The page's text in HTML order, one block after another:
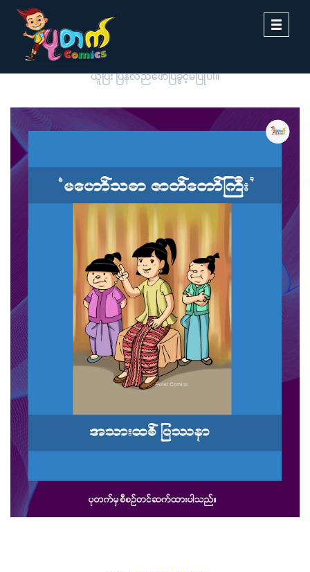
Toggle
ပုတက်ကာတွန်းမှ မူပိုင်စီစဉ်တင်ဆက်ထားခြင်းဖြစ်ပါသည်။ တစ်ဆင့်ကူး
ယူပြီး ပြန်လည်ဖော်ပြခွင့်မပြုပါ။